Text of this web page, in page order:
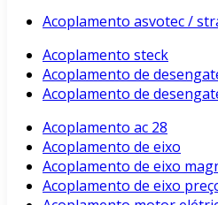
Acoplamento asvotec /
Acoplamento steck
Acoplamento de
Acoplamento de
Acoplamento ac 28
Acoplamento de eixo
Acoplamento de eixo
Acoplamento de eixo